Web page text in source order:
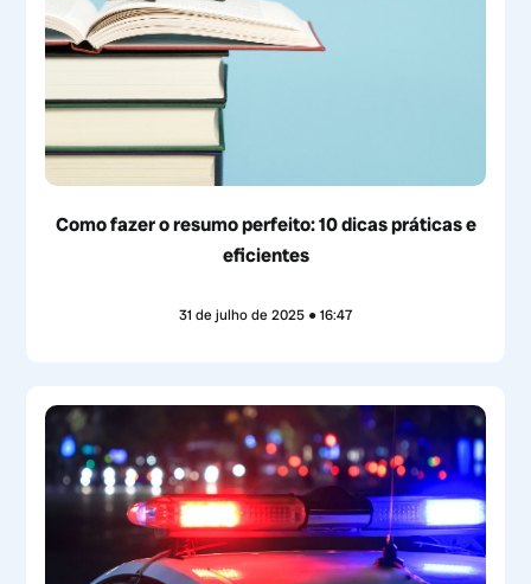
Como fazer o resumo perfeito: 10 dicas práticas e
eficientes
31 de julho de 2025 16:47